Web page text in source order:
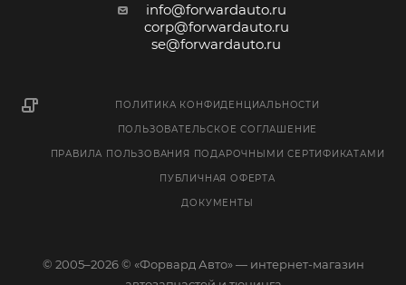
info@forwardauto.ru
corp@forwardauto.ru
se@forwardauto.ru
ПОЛИТИКА КОНФИДЕНЦИАЛЬНОСТИ
ПОЛЬЗОВАТЕЛЬСКОЕ СОГЛАШЕНИЕ
ПРАВИЛА ПОЛЬЗОВАНИЯ ПОДАРОЧНЫМИ СЕРТИФИКАТАМИ
ПУБЛИЧНАЯ ОФЕРТА
ДОКУМЕНТЫ
© 2005–2026 © «Форвард Авто» — интернет-магазин